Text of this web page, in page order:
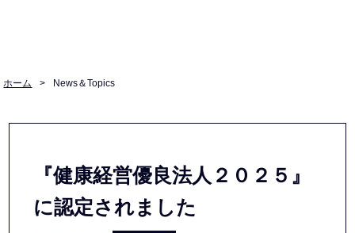
ホーム > News＆Topics
『健康経営優良法人２０２５』
に認定されました